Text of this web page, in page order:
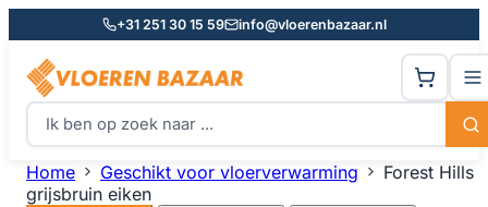
+31 251 30 15 59 info@vloerenbazaar.nl
Home Geschikt voor vloerverwarming
Forest Hills
grijsbruin eiken